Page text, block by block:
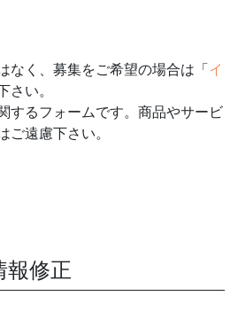
く、募集をご希望の場合は「 イ
さい。
するフォームです。商品やサービ
ご遠慮下さい。
報修正